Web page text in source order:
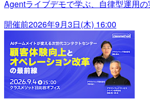
Agentライブデモで学ぶ、自律型運用
開催前2026年9月3日(木) 16:00